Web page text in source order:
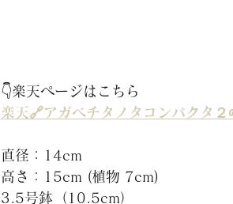
👇楽天ページはこちら
楽天🔗アガベチタノタコンパクタ２
直径：14cm
高さ：15cm (植物 7cm)
3.5号鉢（10.5cm）